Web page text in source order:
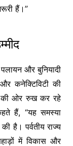
हैं।”
और बुनियादी
कनेक्टिविटी की
की ओर रुख कर रहे
हैं, “यह समस्या
है। पर्वतीय राज्य
में विकास और